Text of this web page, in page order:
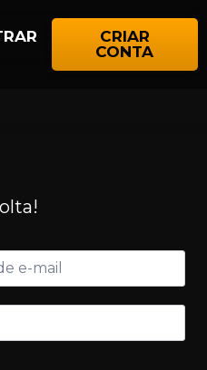
CRIAR
CONTA